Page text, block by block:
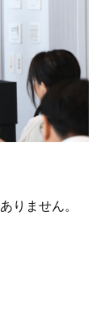
りません。